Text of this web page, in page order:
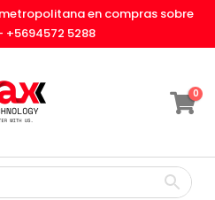
en compras sobre
+5694572 5288
0